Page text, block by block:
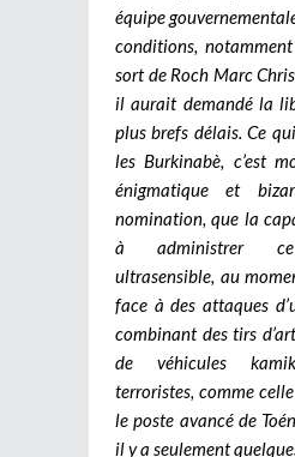
équipe
conditions,
sort de Roch Marc
il aurait demandé la
plus brefs délais. Ce
les Burkinabè, c’est
énigmatique et
nomination, que la
à administrer ce
ultrasensible, au
face à des attaques
combinant des tirs
de véhicules
terroristes, comme
le poste avancé de
il y a seulement